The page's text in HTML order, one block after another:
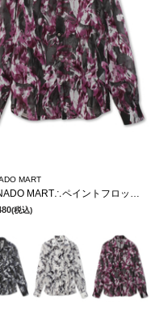
MART
TORNADO MART∴ペイントフロッキーオーガンジーシャツ
(税込)